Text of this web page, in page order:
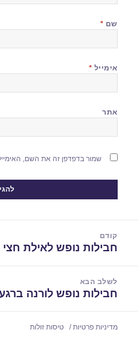
שם *
אימייל *
אתר
שמור בדפדפן זה את השם,
קודם
הפוסט
חבילות נופש לאילת חצי פנסיון
לשלב הבא
הפוסט
חבילות נופש לורנה ברגע
מדיניות פרטיות טיסות זולות